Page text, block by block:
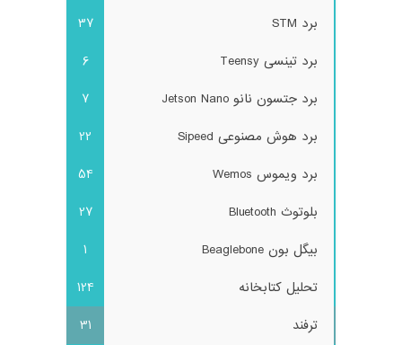
برد STM
37
برد تینسی Teensy
6
برد جتسون نانو Jetson Nano
7
برد هوش مصنوعی Sipeed
22
برد ویموس Wemos
54
بلوتوث Bluetooth
27
بیگل بون Beaglebone
1
تحلیل کتابخانه
124
ترفند
31